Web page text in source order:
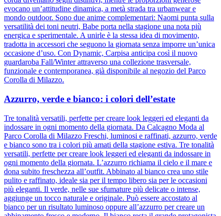
evocano un’attitudine dinamica, a metà strada tra urbanwear e
mondo outdoor. Sono due anime complementari: Naomi punta sulla
versatilità dei toni neutri, Babe porta nella stagione una nota più
energica e sperimentale. A unirle è la stessa idea di movimento,
tradotta in accessori che seguono la giornata senza imporre un’unica
occasione d’uso. Con Dynamic, Carpisa anticipa così il nuovo
guardaroba Fall/Winter attraverso una collezione trasversale,
funzionale e contemporanea, già disponibile al negozio del Parco
Corolla di Milazzo.
Azzurro, verde e bianco: i colori dell’estate
Tre tonalità versatili, perfette per creare look leggeri ed eleganti da
indossare in ogni momento della giornata. Da Calcagno Moda al
Parco Corolla di Milazzo Freschi, luminosi e raffinati, azzurro, verde
e bianco sono tra i colori più amati della stagione estiva. Tre tonalità
versatili, perfette per creare look leggeri ed eleganti da indossare in
ogni momento della giornata. L’azzurro richiama il cielo e il mare e
dona subito freschezza all’outfit. Abbinato al bianco crea uno stile
pulito e raffinato, ideale sia per il tempo libero sia per le occasioni
più eleganti. Il verde, nelle sue sfumature più delicate o intense,
aggiunge un tocco naturale e originale. Può essere accostato al
bianco per un risultato luminoso oppure all’azzurro per creare un